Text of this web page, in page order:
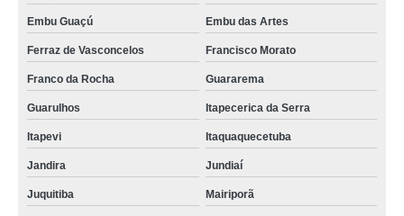
Embu Guaçú Embu das Artes
Ferraz de Vasconcelos Francisco Morato
Franco da Rocha Guararema
Guarulhos Itapecerica da Serra
Itapevi Itaquaquecetuba
Jandira Jundiaí
Juquitiba Mairiporã